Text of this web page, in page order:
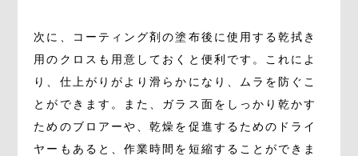
次に、コーティング剤の塗布後に使用する乾拭き
用のクロスも用意しておくと便利です。これによ
り、仕上がりがより滑らかになり、ムラを防ぐこ
とができます。また、ガラス面をしっかり乾かす
ためのブロアーや、乾燥を促進するためのドライ
ヤーもあると、作業時間を短縮することができま